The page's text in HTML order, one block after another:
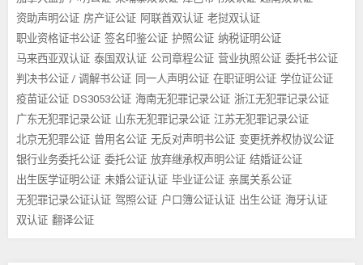
资助声明公证 房产证公证 阿联酋双认证 老挝双认证
职业资格证书公证 签名印鉴公证 护照公证 纳税证明公证
马来西亚双认证 泰国双认证 公司章程公证 营业执照公证 委托书公证
判决书公证 / 调解书公证 同一人声明公证 在职证明公证 学位证公证
疫苗证公证 DS3053公证 海南无犯罪记录公证 浙江无犯罪记录公证
广东无犯罪记录公证 山东无犯罪记录公证 江苏无犯罪记录公证
北京无犯罪公证 曾用名公证 无反对声明书公证 变更抚养权协议公证
银行业务委托公证 委托公证 放弃继承权声明公证 结婚证公证
出生医学证明公证 未婚公证认证 毕业证公证 亲属关系公证
无犯罪记录公证认证 驾照公证 户口簿公证认证 出生公证 海牙认证
双认证 翻译公证